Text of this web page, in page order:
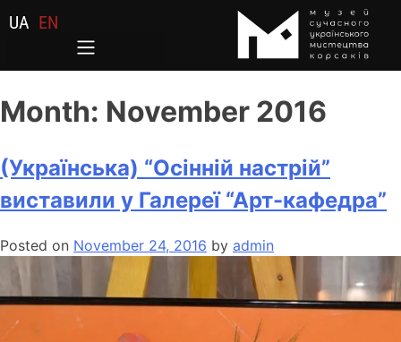
UA EN
Month: November 2016
(Українська) “Осінній настрій”
виставили у Галереї “Арт-кафедра”
Posted on November 24, 2016 by admin